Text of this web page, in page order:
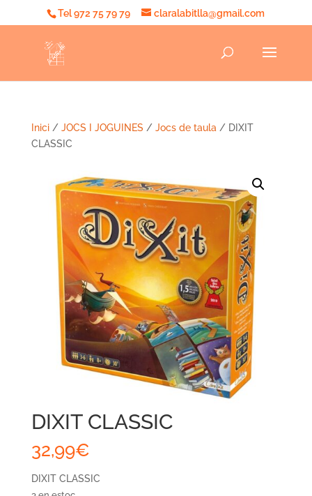
Tel 972 75 79 79 claralabitlla@gmail.com
Inici/ JOCS I JOGUINES / Jocs de taula / DIXIT
CLASSIC
DIXIT CLASSIC
32,99€
DIXIT CLASSIC